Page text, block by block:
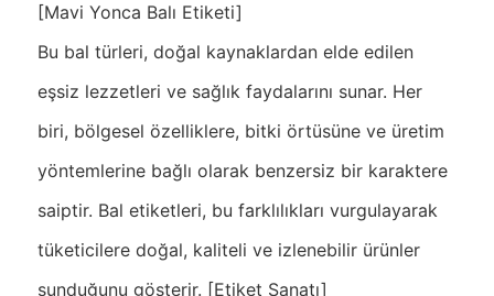
[Mavi Yonca Balı Etiketi]
Bu bal türleri, doğal kaynaklardan elde edilen
eşsiz lezzetleri ve sağlık faydalarını sunar. Her
biri, bölgesel özelliklere, bitki örtüsüne ve üretim
yöntemlerine bağlı olarak benzersiz bir karaktere
saiptir. Bal etiketleri, bu farklılıkları vurgulayarak
tüketicilere doğal, kaliteli ve izlenebilir ürünler
sunduğunu gösterir. [Etiket Sanatı]